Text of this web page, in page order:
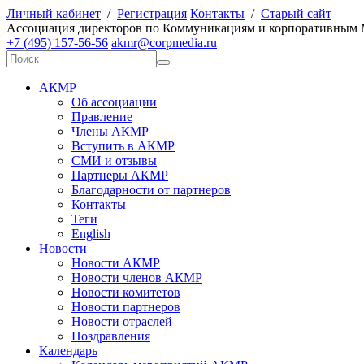
Личный кабинет / Регистрация Контакты / Старый сайт
Ассоциация директоров по Коммуникациям и корпоративным
+7 (495) 157-56-56 akmr@corpmedia.ru
АКМР
Об ассоциации
Правление
Члены АКМР
Вступить в АКМР
СМИ и отзывы
Партнеры АКМР
Благодарности от партнеров
Контакты
Теги
English
Новости
Новости АКМР
Новости членов АКМР
Новости комитетов
Новости партнеров
Новости отраслей
Поздравления
Календарь